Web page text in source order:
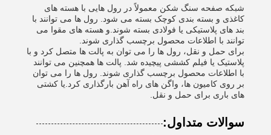
شبکه صفحه سنگ شکن معمولاً در رول هایی با هسته های
کاغذی و بسته بندی کوچک بسته می شود. رول ها می توانند با
بند های پلاستیکی یا فولادی بسته شوند.و هسته های مقوا می
توانند با اطلاعات محصول برچسب گذاری شوند.
برای حمل و نقل، رول ها را می توان به پالت ها متصل کرد و با
پلاستیک یا فیلم کششی پیچیده شد. پالت ها همچنین می توانند
با اطلاعات محصول برچسب گذاری شوند. رول ها را می توان
بر روی کامیون ها، واگن های راه آهن بارگذاری کرد.یا کشتی
های باری برای حمل و نقل.
سوالات متداول: